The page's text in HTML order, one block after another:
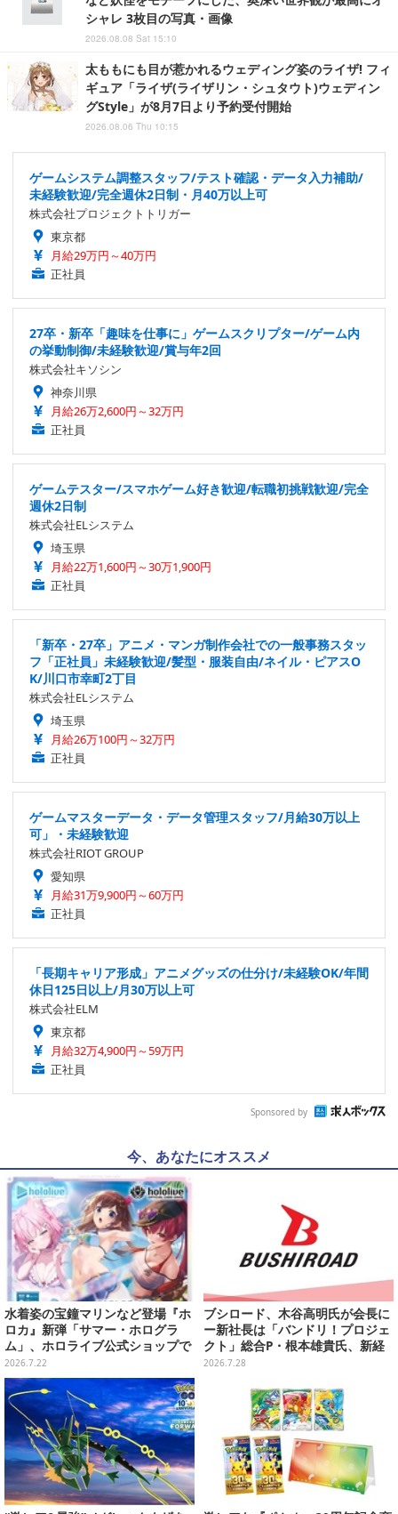
シャレ 3枚目の写真・画像
2026.08.08 Sat 15:10
太ももにも目が惹かれるウェディング姿のライザ! フィ
ギュア「ライザ(ライザリン・シュタウト)ウェディン
グStyle」が8月7日より予約受付開始
2026.08.06 Thu 10:15
ゲームシステム調整スタッフ/テスト確認・データ入力補助/
未経験歓迎/完全週休2日制・月40万以上可
株式会社プロジェクトトリガー
東京都
月給29万円～40万円
正社員
27卒・新卒「趣味を仕事に」ゲームスクリプター/ゲーム内
の挙動制御/未経験歓迎/賞与年2回
株式会社キソシン
神奈川県
月給26万2,600円～32万円
正社員
ゲームテスター/スマホゲーム好き歓迎/転職初挑戦歓迎/完全
週休2日制
株式会社ELシステム
埼玉県
月給22万1,600円～30万1,900円
正社員
「新卒・27卒」アニメ・マンガ制作会社での一般事務スタッ
フ「正社員」未経験歓迎/髪型・服装自由/ネイル・ピアスO
K/川口市幸町2丁目
株式会社ELシステム
埼玉県
月給26万100円～32万円
正社員
ゲームマスターデータ・データ管理スタッフ/月給30万以上
可」・未経験歓迎
株式会社RIOT GROUP
愛知県
月給31万9,900円～60万円
正社員
「長期キャリア形成」アニメグッズの仕分け/未経験OK/年間
休日125日以上/月30万以上可
株式会社ELM
東京都
月給32万4,900円～59万円
正社員
Sponsored by
今、あなたにオススメ
水着姿の宝鐘マリンなど登場『ホ
ロカ』新弾「サマー・ホログラ
ム」、ホロライブ公式ショップで
7月22日19時より予約受付！カー
ドスリーブ、ケースも販売
2026.7.22
ブシロード、木谷高明氏が会長に
ー新社長は「バンドリ！プロジェ
クト」総合P・根本雄貴氏、新経
営体制が発表
2026.7.28